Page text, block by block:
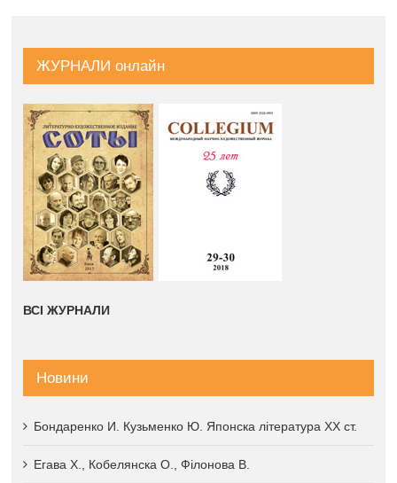
ЖУРНАЛИ онлайн
ВСІ ЖУРНАЛИ
Новини
Бондаренко И. Кузьменко Ю. Японска література XX ст.
Егава Х., Кобелянска О., Філонова В.